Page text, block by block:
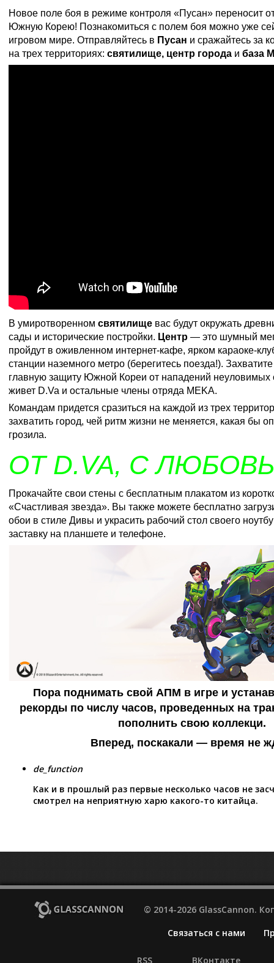
Новое поле боя в режиме контроля «Пусан» переносит
Южную Корею! Познакомиться с полем боя можно уже
игровом мире. Отправляйтесь в Пусан и сражайтесь за
на трех территориях: святилище, центр города и база
В умиротворенном святилище вас будут окружать
сады и исторические постройки. Центр — это шумный
пройдут в оживленном интернет-кафе, ярком караоке-
станции наземного метро (берегитесь поезда!).
главную защиту Южной Кореи от нападений неуловимых
живет D.Va и остальные члены отряда MEKA.
Командам придется сразиться на каждой из трех
захватить город, чей ритм жизни не меняется, какая бы
грозила.
ОТ D.VA, С
Прокачайте свои стены с бесплатным плакатом из
«Счастливая звезда». Вы также можете бесплатно
обои в стиле Дивы и украсить рабочий стол своего
заставку на планшете и телефоне.
Пора поднимать свой АПМ в игре и
рекорды по числу часов, проведенных на
пополнить свою коллекци.
Вперед, поскакали — время не
de_function
Как и в прошлый раз первые несколько часов не
смотрел на неприятную харю какого-то китайца.
© 2014-2026 GlassCannon.
Связаться с нами
RSS ВКонтакте